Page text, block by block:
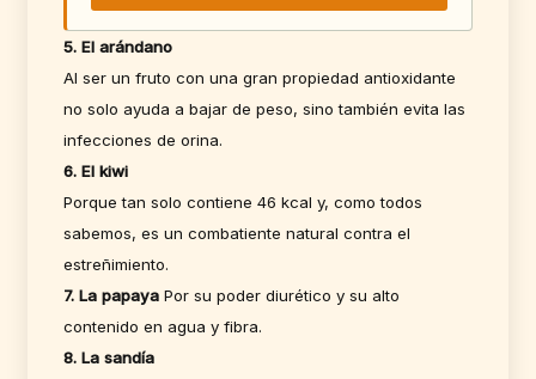
5. El arándano
Al ser un fruto con una gran propiedad antioxidante
no solo ayuda a bajar de peso, sino también evita las
infecciones de orina.
6. El kiwi
Porque tan solo contiene 46 kcal y, como todos
sabemos, es un combatiente natural contra el
estreñimiento.
7. La papaya Por su poder diurético y su alto
contenido en agua y fibra.
8. La sandía